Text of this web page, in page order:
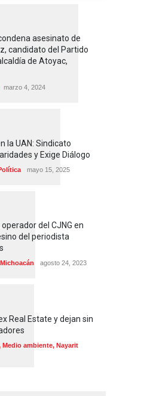
asesinato de
candidato del Partido
de Atoyac,
marzo 4, 2024
la UAN: Sindicato
y Exige Diálogo
mayo 15, 2025
operador del CJNG en
del periodista
Michoacán agosto 24, 2023
Real Estate y dejan sin
Medio ambiente, Nayarit